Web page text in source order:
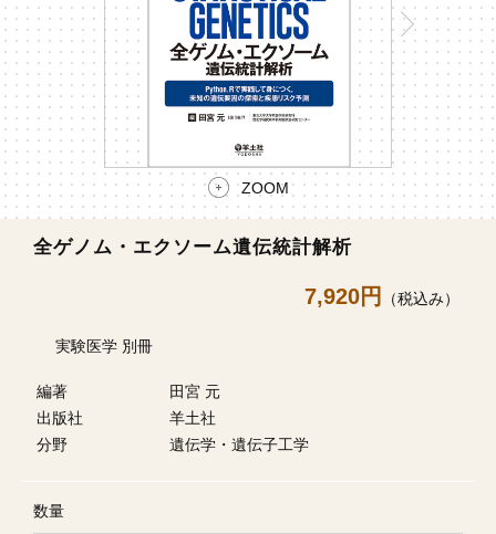
ZOOM
全ゲノム・エクソーム遺伝統計解析
7,920円 （税込み）
実験医学 別冊
編著
田宮 元
出版社
羊土社
分野
遺伝学・遺伝子工学
数量